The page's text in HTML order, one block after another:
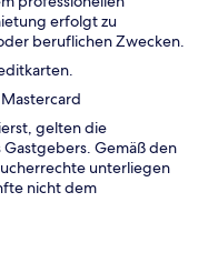
erfolgt zu
beruflichen Zwecken.
gelten die
Gemäß den
unterliegen
nicht dem